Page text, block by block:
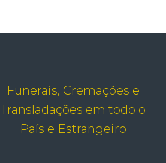
Funerais, Cremações e
Transladações em todo o
País e Estrangeiro